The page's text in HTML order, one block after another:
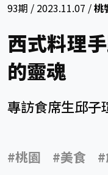
93期 / 2023.11.07 /桃
西式料理
的靈魂
專訪食席生邱子
#桃園 #美食